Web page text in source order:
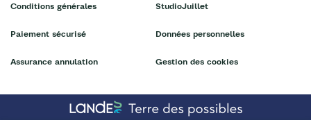
Conditions générales
Paiement sécurisé
Assurance annulation
StudioJuillet
Données personnelles
Gestion des cookies